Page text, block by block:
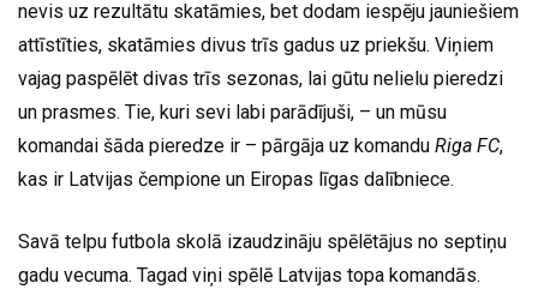
nevis uz rezultātu skatāmies, bet dodam iespēju jauniešiem
attīstīties, skatāmies divus trīs gadus uz priekšu. Viņiem
vajag paspēlēt divas trīs sezonas, lai gūtu nelielu pieredzi
un prasmes. Tie, kuri sevi labi parādījuši, – un mūsu
komandai šāda pieredze ir – pārgāja uz komandu Riga FC,
kas ir Latvijas čempione un Eiropas līgas dalībniece.
Savā telpu futbola skolā izaudzināju spēlētājus no septiņu
gadu vecuma. Tagad viņi spēlē Latvijas topa komandās.